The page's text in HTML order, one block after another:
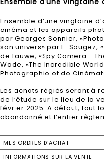
Ensemble d’une vingtaine
cinéma et les appareils
par Georges Sonnier,
son univers» par E. Sougez,
de Lauwe, «Spy Camera -
Wade, «The Incredible
Photographie et de
Les achats réglés seront à
de l’étude sur le lieu de la
février 2025. A défaut, tout
abandonné et l’entier
MES ORDRES D'ACHAT
INFORMATIONS SUR LA VENTE